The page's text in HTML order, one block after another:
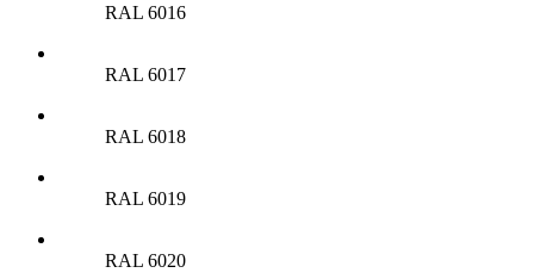
RAL 6016
RAL 6017
RAL 6018
RAL 6019
RAL 6020